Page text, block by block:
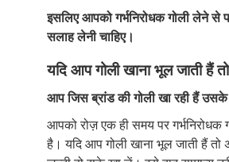
इसलिए आपको गर्भनिरोधक गोली लेने से
सलाह लेनी चाहिए।
यदि आप गोली खाना भूल जाती हैं
आप जिस ब्रांड की गोली खा रही हैं उसके
आपको रोज़ एक ही समय पर गर्भनिरोधक
है। यदि आप गोली खाना भूल जाती हैं तो